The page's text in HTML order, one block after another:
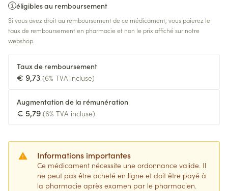
éligibles au remboursement
Si vous avez droit au remboursement de ce médicament, vous paierez le
taux de remboursement en pharmacie et non le prix affiché sur notre
webshop.
Taux de remboursement
€ 9,73 (6% TVA incluse)
Augmentation de la rémunération
€ 5,79 (6% TVA incluse)
Informations importantes
Ce médicament nécessite une ordonnance valide. Il
ne peut pas être acheté en ligne et doit être payé à
la pharmacie après examen par le pharmacien.